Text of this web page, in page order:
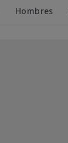
Hombres